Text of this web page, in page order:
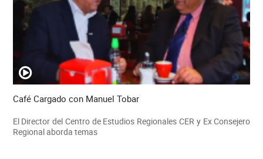
Café Cargado con Manuel Tobar
El Director del Centro de Estudios Regionales CER y Ex Consejero
Regional aborda temas